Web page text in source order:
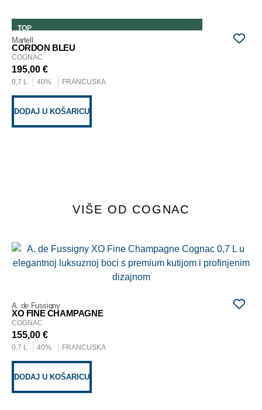
TOP
Martell
CORDON BLEU
COGNAC
195,00 €
0,7 L 40% FRANCUSKA
DODAJ U KOŠARICU
VIŠE OD COGNAC
A. de Fussigny
XO FINE CHAMPAGNE
COGNAC
155,00 €
0,7 L 40% FRANCUSKA
DODAJ U KOŠARICU